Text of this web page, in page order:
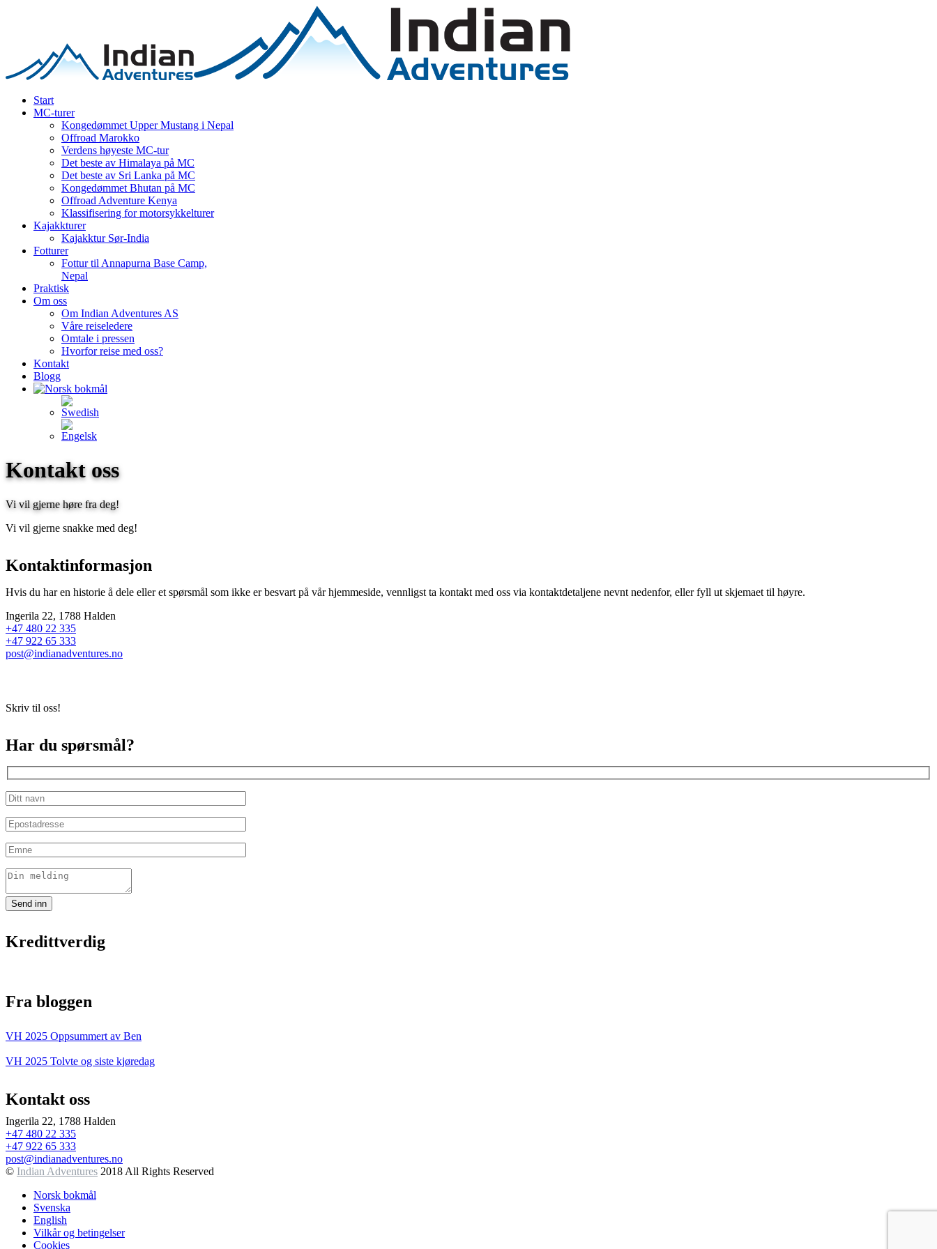
Start
MC-turer
Kongedømmet Upper Mustang i Nepal
Offroad Marokko
Verdens høyeste MC-tur
Det beste av Himalaya på MC
Det beste av Sri Lanka på MC
Kongedømmet Bhutan på MC
Offroad Adventure Kenya
Klassifisering for motorsykkelturer
Kajakkturer
Kajakktur Sør-India
Fotturer
Fottur til Annapurna Base Camp,
Nepal
Praktisk
Om oss
Om Indian Adventures AS
Våre reiseledere
Omtale i pressen
Hvorfor reise med oss?
Kontakt
Blogg
Kontakt oss
Vi vil gjerne høre fra deg!
Vi vil gjerne snakke med deg!
Kontaktinformasjon
Hvis du har en historie å dele eller et spørsmål som ikke er besvart på vår hjemmeside, vennligst ta kontakt med oss via kontaktdetaljene nevnt nedenfor, eller fyll ut skjemaet til høyre.
Ingerila 22, 1788 Halden
+47 480 22 335
+47 922 65 333
post@indianadventures.no
Skriv til oss!
Har du spørsmål?
Kredittverdig
Fra bloggen
VH 2025 Oppsummert av Ben
VH 2025 Tolvte og siste kjøredag
Kontakt oss
Ingerila 22, 1788 Halden
+47 480 22 335
+47 922 65 333
post@indianadventures.no
© Indian Adventures 2018 All Rights Reserved
Norsk bokmål
Svenska
English
Vilkår og betingelser
Cookies